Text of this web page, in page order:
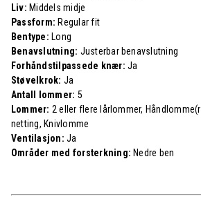
Liv: Middels midje
Passform: Regular fit
Bentype: Long
Benavslutning: Justerbar benavslutning
Forhåndstilpassede knær: Ja
Støvelkrok: Ja
Antall lommer: 5
Lommer: 2 eller flere lårlommer,
netting, Knivlomme
Ventilasjon:Ja
Områder med forsterkning: Nedre ben